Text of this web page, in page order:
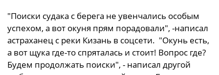
"Поиски судака с берега не увенчались особым
успехом, а вот окуня прям порадовали", -написал
астраханец с реки Кизань в соцсети. "Окунь есть,
а вот щука где-то спряталась и стоит! Вопрос где?
Будем продолжать поиски", - написал другой